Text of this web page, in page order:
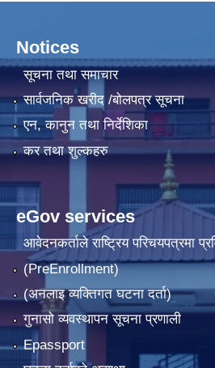
Notices
सूचना तथा समाचार
सार्वजनिक खरीद /बोलपत्र सूचना
एन, कानुन तथा निर्देशिका
कर तथा शुल्कहरु
eGov services
आवेदनकर्ताले राष्‍ट्रिय परिचयपत्रमा
(PreEnrollment)
(अनलाइ व्यक्तिगत घटना दर्ता)
गुनासो व्यवस्थापन सूचना प्रणाली
Epassport